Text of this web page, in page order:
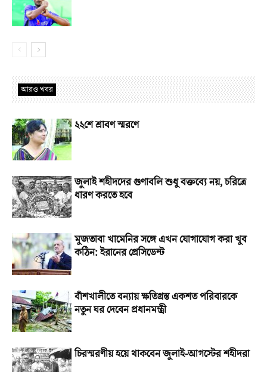
আরও খবর
২২শে শ্রাবণ স্মরণে
জুলাই শহীদদের গুণাবলি শুধু বক্তব্যে নয়, চরিত্রে
ধারণ করতে হবে
মুজতাবা খামেনির সঙ্গে এখন যোগাযোগ করা খুব
কঠিন: ইরানের প্রেসিডেন্ট
বাঁশখালীতে বন্যায় ক্ষতিগ্রস্ত একশত পরিবারকে
নতুন ঘর দেবেন প্রধানমন্ত্রী
চিরস্মরণীয় হয়ে থাকবেন জুলাই-আগস্টের শহীদরা